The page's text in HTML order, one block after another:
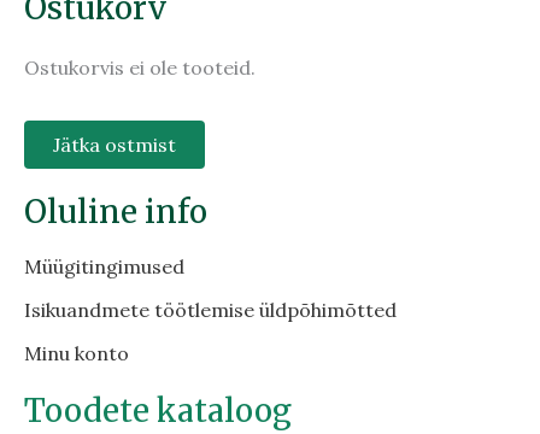
Ostukorvis ei ole tooteid.
Jätka ostmist
Oluline info
Müügitingimused
Isikuandmete töötlemise üldpõhimõtted
Minu konto
Toodete kataloog